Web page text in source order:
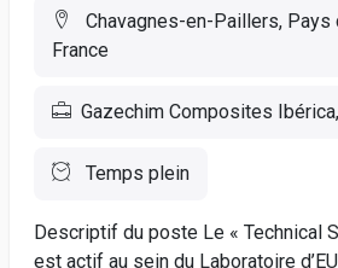
Chavagnes-en-Paillers, Pays
France
Gazechim Composites
Temps plein
Descriptif du poste Le « Technical
est actif au sein du Laboratoire